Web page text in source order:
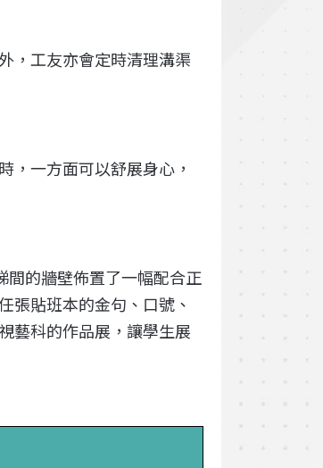
，工友亦會定時清理溝渠
，一方面可以舒展身心，
的牆壁佈置了一幅配合正
張貼班本的金句、口號、
藝科的作品展，讓學生展